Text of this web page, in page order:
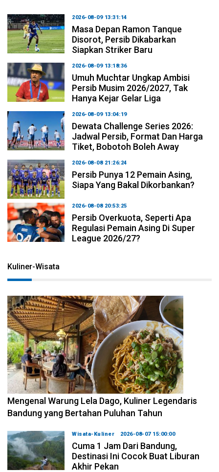
2026-08-09 13:31:14
Masa Depan Ramon Tanque
Disorot, Persib Dikabarkan
Siapkan Striker Baru
2026-08-09 13:18:36
Umuh Muchtar Ungkap Ambisi
Persib Musim 2026/2027, Tak
Hanya Kejar Gelar Liga
2026-08-09 13:04:19
Dewata Challenge Series 2026:
Jadwal Persib, Format Dan Harga
Tiket, Bobotoh Boleh Away
2026-08-08 21:26:24
Persib Punya 12 Pemain Asing,
Siapa Yang Bakal Dikorbankan?
2026-08-08 20:53:25
Persib Overkuota, Seperti Apa
Regulasi Pemain Asing Di Super
League 2026/27?
Kuliner-Wisata
2026-08-09 15:00:00
Mengenal Warung Lela Dago, Kuliner Legendaris
Bandung yang Bertahan Puluhan Tahun
Wisata-Kuliner 2026-08-07 15:00:00
Cuma 1 Jam Dari Bandung,
Destinasi Ini Cocok Buat Liburan
Akhir Pekan